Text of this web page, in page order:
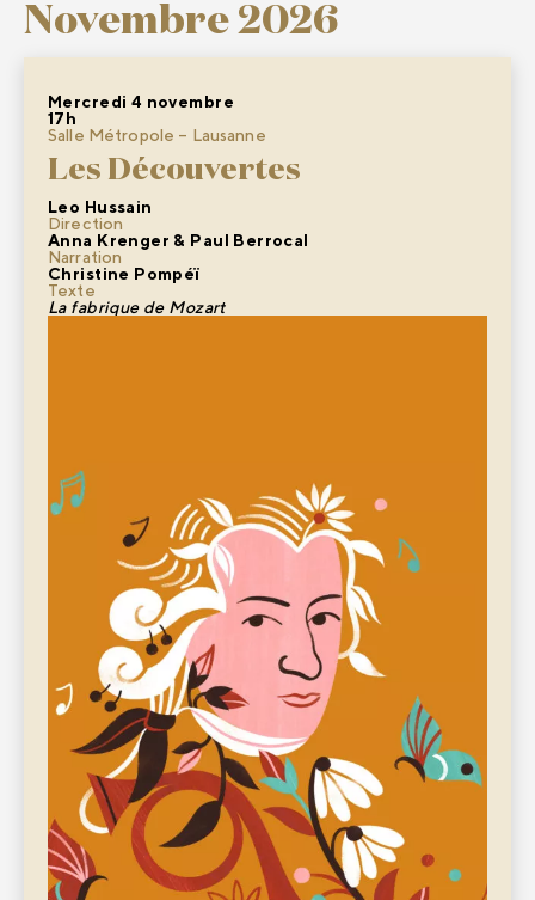
Novembre 2026
Mercredi 4 novembre
17h
Salle Métropole – Lausanne
Les Découvertes
Leo Hussain
Direction
Anna Krenger & Paul Berrocal
Narration
Christine Pompéï
Texte
La fabrique de Mozart